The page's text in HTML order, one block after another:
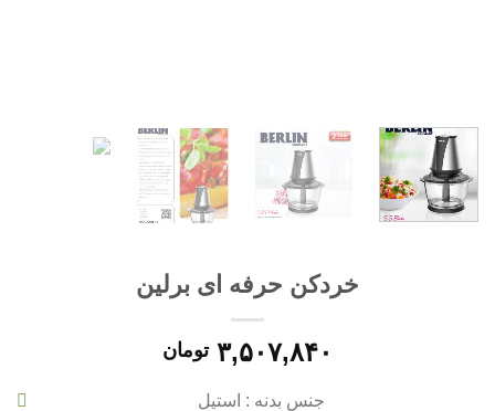
خردکن حرفه ای برلین
۳,۵۰۷,۸۴۰ تومان
جنس بدنه : استیل